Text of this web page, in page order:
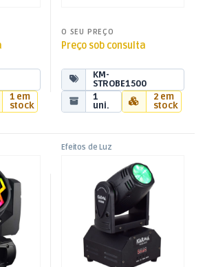
1 em
stock
O SEU PREÇO
Preço sob consulta
KM-
STROBE1500
1
uni.
2 em
stock
IQ
Efeitos de Luz
Robot LED Moving Head BEAM